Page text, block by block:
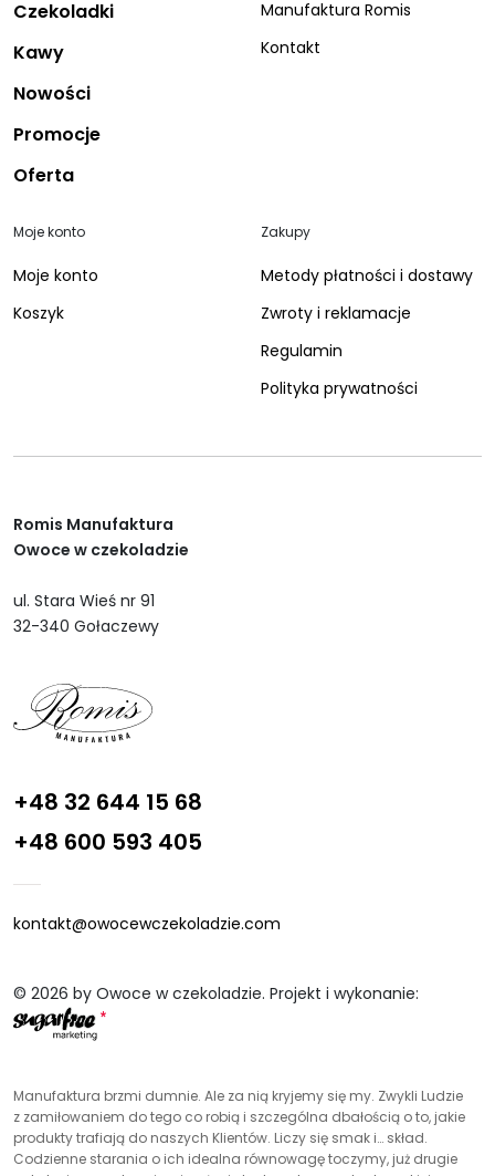
Czekoladki
Kawy
Nowości
Promocje
Oferta
Manufaktura Romis
Kontakt
Moje konto
Moje konto
Koszyk
Zakupy
Metody płatności i dostawy
Zwroty i reklamacje
Regulamin
Polityka prywatności
Romis Manufaktura
Owoce w czekoladzie
ul. Stara Wieś nr 91
32-340 Gołaczewy
+48 32 644 15 68
+48 600 593 405
kontakt@owocewczekoladzie.com
© 2026 by Owoce w czekoladzie. Projekt i wykonanie:
Manufaktura brzmi dumnie. Ale za nią kryjemy się my. Zwykli Ludzie
z zamiłowaniem do tego co robią i szczególna dbałością o to, jakie
produkty trafiają do naszych Klientów. Liczy się smak i… skład.
Codzienne starania o ich idealna równowagę toczymy, już drugie